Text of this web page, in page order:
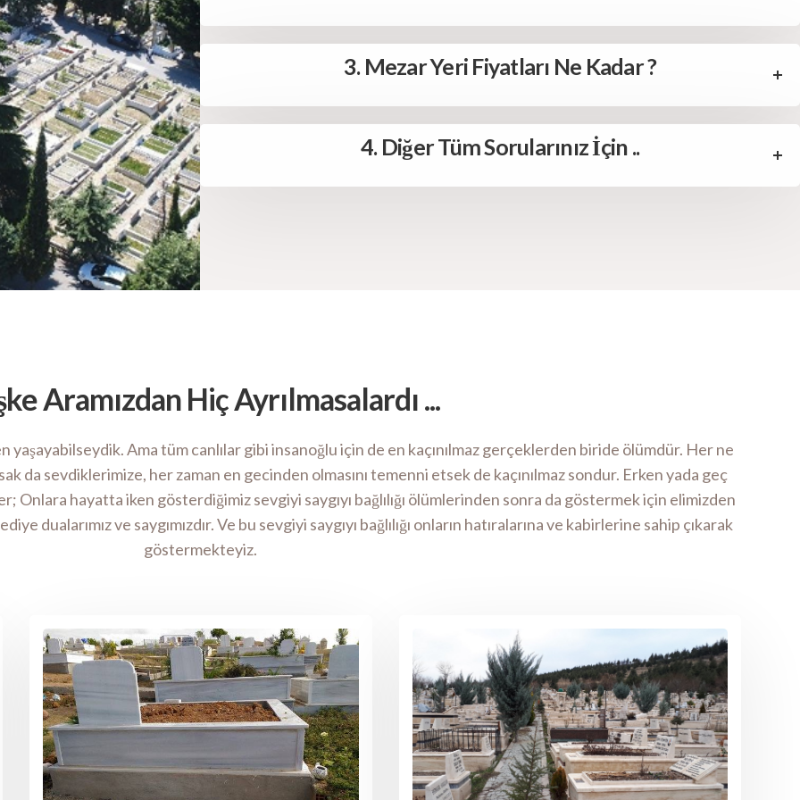
3. Mezar Yeri Fiyatları Ne Kadar ?
4. Diğer Tüm Sorularınız İçin ..
Aramızdan Hiç Ayrılmasalardı ...
Ama tüm canlılar gibi insanoğlu için de en kaçınılmaz gerçeklerden biride ölümdür. Her ne
da sevdiklerimize, her zaman en gecinden olmasını temenni etsek de kaçınılmaz sondur. Erken yada geç
Onlara hayatta iken gösterdiğimiz sevgiyi saygıyı bağlılığı ölümlerinden sonra da göstermek için elimizden
dualarımız ve saygımızdır. Ve bu sevgiyi saygıyı bağlılığı onların hatıralarına ve kabirlerine sahip çıkarak
göstermekteyiz.